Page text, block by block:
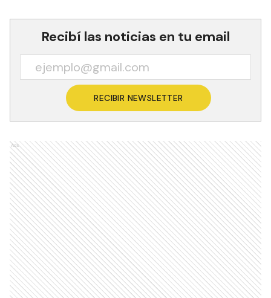
Recibí las noticias en tu email
RECIBIR NEWSLETTER
Ads